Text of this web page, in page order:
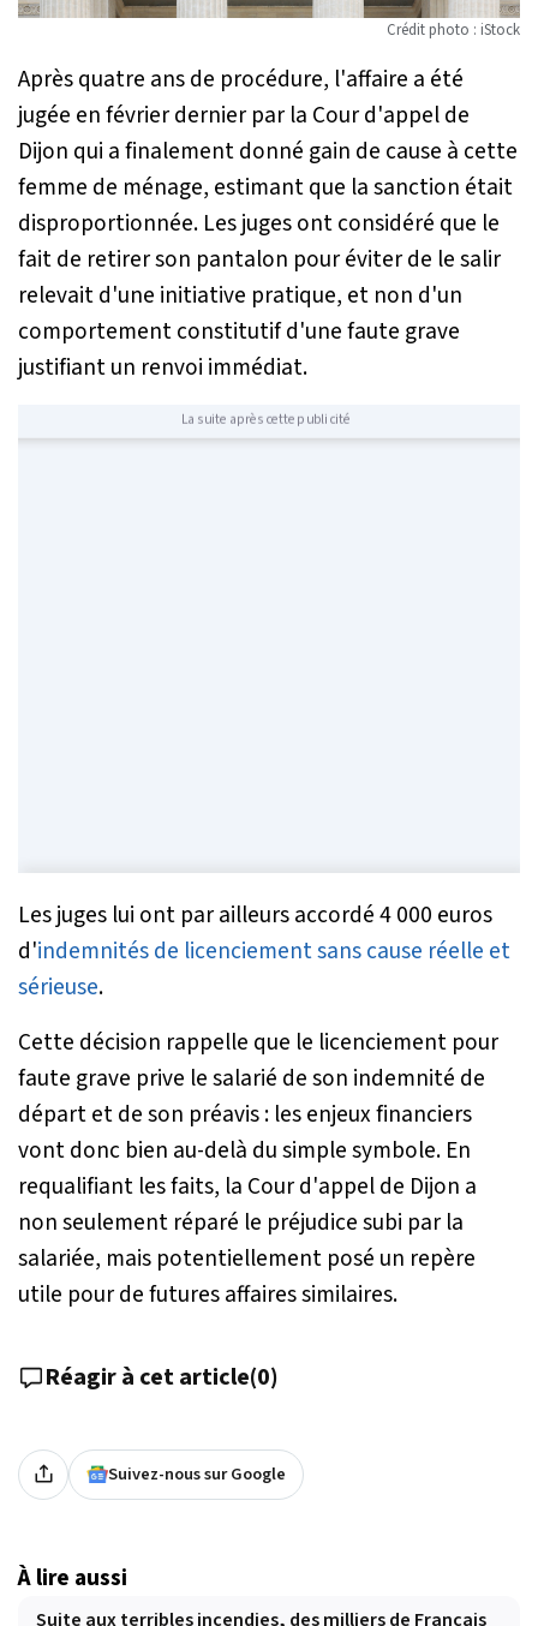
Crédit photo : iStock
Après quatre ans de procédure, l'affaire a été
jugée en février dernier par la Cour d'appel de
Dijon qui a finalement donné gain de cause à cette
femme de ménage, estimant que la sanction était
disproportionnée. Les juges ont considéré que le
fait de retirer son pantalon pour éviter de le salir
relevait d'une initiative pratique, et non d'un
comportement constitutif d'une faute grave
justifiant un renvoi immédiat.
La suite après cette publicité
Les juges lui ont par ailleurs accordé 4 000 euros
d'indemnités de licenciement sans cause réelle et
sérieuse.
Cette décision rappelle que le licenciement pour
faute grave prive le salarié de son indemnité de
départ et de son préavis : les enjeux financiers
vont donc bien au-delà du simple symbole. En
requalifiant les faits, la Cour d'appel de Dijon a
non seulement réparé le préjudice subi par la
salariée, mais potentiellement posé un repère
utile pour de futures affaires similaires.
Réagir à cet article(0)
Suivez-nous sur Google
À lire aussi
Suite aux terribles incendies, des milliers de Français